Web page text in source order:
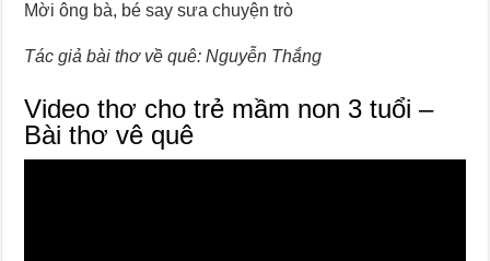
Mời ông bà, bé say sưa chuyện trò
Tác giả bài thơ về quê: Nguyễn Thắng
Video thơ cho trẻ mầm non 3 tuổi –
Bài thơ vê quê